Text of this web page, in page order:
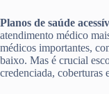
Planos de saúde
atendimento médico
médicos importantes,
baixo. Mas é crucial
credenciada, coberturas